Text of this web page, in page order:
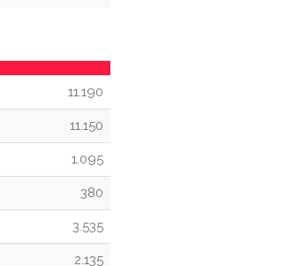
11.190
11.150
1.095
380
3.535
2.135